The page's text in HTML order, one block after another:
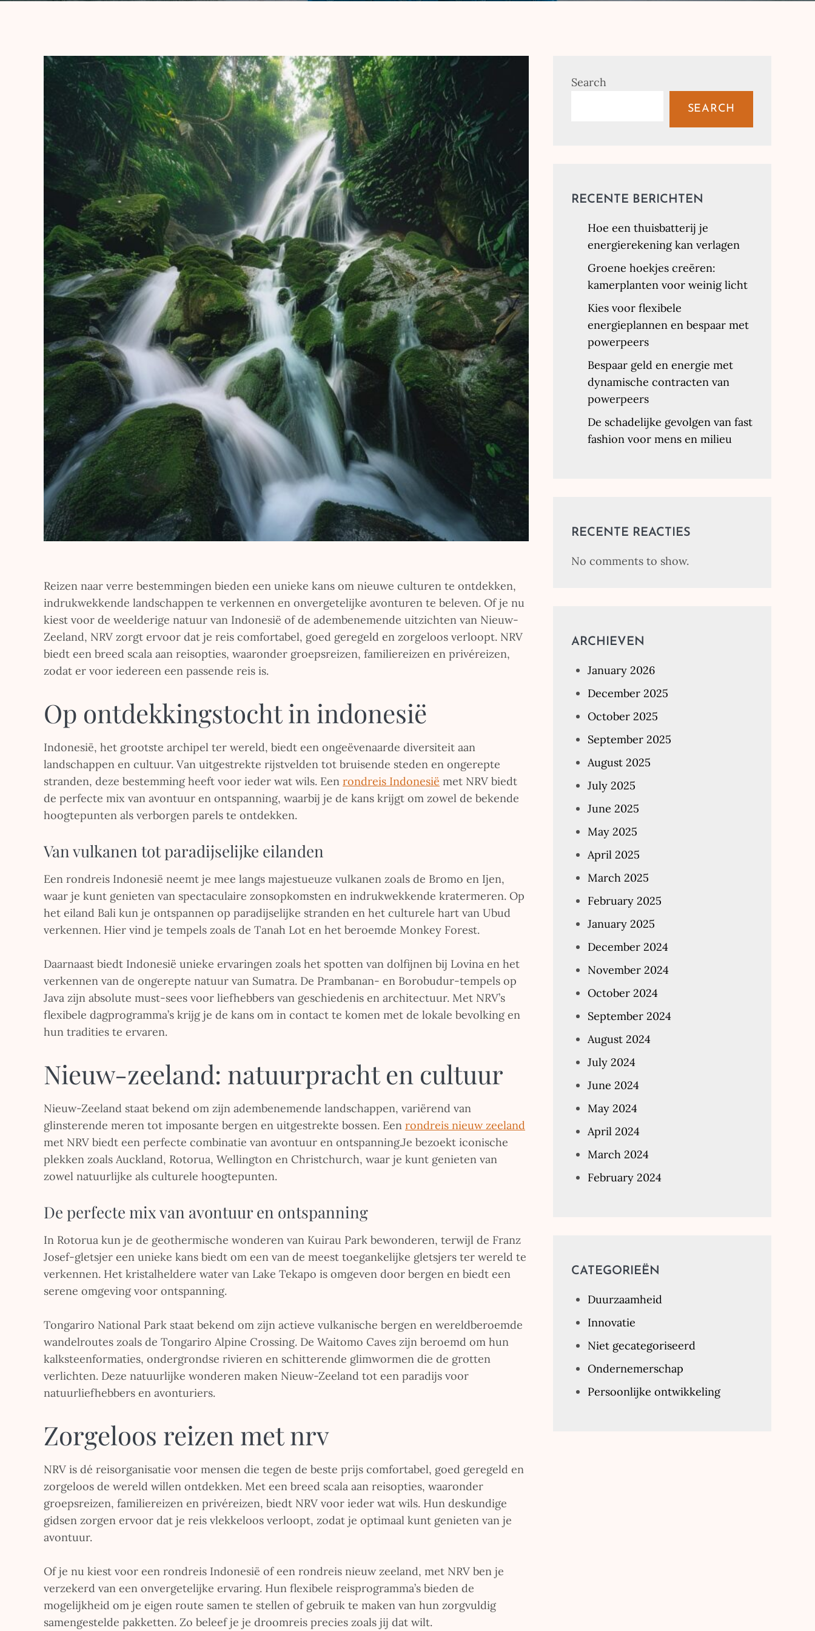
Reizen naar verre bestemmingen bieden een unieke kans om nieuwe culturen te ontdekken,
indrukwekkende landschappen te verkennen en onvergetelijke avonturen te beleven. Of je nu
kiest voor de weelderige natuur van Indonesië of de adembenemende uitzichten van Nieuw-
Zeeland, NRV zorgt ervoor dat je reis comfortabel, goed geregeld en zorgeloos verloopt. NRV
biedt een breed scala aan reisopties, waaronder groepsreizen, familiereizen en privéreizen,
zodat er voor iedereen een passende reis is.
Op ontdekkingstocht in indonesië
Indonesië, het grootste archipel ter wereld, biedt een ongeëvenaarde diversiteit aan
landschappen en cultuur. Van uitgestrekte rijstvelden tot bruisende steden en ongerepte
stranden, deze bestemming heeft voor ieder wat wils. Een rondreis Indonesië met NRV biedt
de perfecte mix van avontuur en ontspanning, waarbij je de kans krijgt om zowel de bekende
hoogtepunten als verborgen parels te ontdekken.
Van vulkanen tot paradijselijke eilanden
Een rondreis Indonesië neemt je mee langs majestueuze vulkanen zoals de Bromo en Ijen,
waar je kunt genieten van spectaculaire zonsopkomsten en indrukwekkende kratermeren. Op
het eiland Bali kun je ontspannen op paradijselijke stranden en het culturele hart van Ubud
verkennen. Hier vind je tempels zoals de Tanah Lot en het beroemde Monkey Forest.
Daarnaast biedt Indonesië unieke ervaringen zoals het spotten van dolfijnen bij Lovina en het
verkennen van de ongerepte natuur van Sumatra. De Prambanan- en Borobudur-tempels op
Java zijn absolute must-sees voor liefhebbers van geschiedenis en architectuur. Met NRV’s
flexibele dagprogramma’s krijg je de kans om in contact te komen met de lokale bevolking en
hun tradities te ervaren.
Nieuw-zeeland: natuurpracht en cultuur
Nieuw-Zeeland staat bekend om zijn adembenemende landschappen, variërend van
glinsterende meren tot imposante bergen en uitgestrekte bossen. Een rondreis nieuw zeeland
met NRV biedt een perfecte combinatie van avontuur en ontspanning.Je bezoekt iconische
plekken zoals Auckland, Rotorua, Wellington en Christchurch, waar je kunt genieten van
zowel natuurlijke als culturele hoogtepunten.
De perfecte mix van avontuur en ontspanning
In Rotorua kun je de geothermische wonderen van Kuirau Park bewonderen, terwijl de Franz
Josef-gletsjer een unieke kans biedt om een van de meest toegankelijke gletsjers ter wereld te
verkennen. Het kristalheldere water van Lake Tekapo is omgeven door bergen en biedt een
serene omgeving voor ontspanning.
Tongariro National Park staat bekend om zijn actieve vulkanische bergen en wereldberoemde
wandelroutes zoals de Tongariro Alpine Crossing. De Waitomo Caves zijn beroemd om hun
kalksteenformaties, ondergrondse rivieren en schitterende glimwormen die de grotten
verlichten. Deze natuurlijke wonderen maken Nieuw-Zeeland tot een paradijs voor
natuurliefhebbers en avonturiers.
Zorgeloos reizen met nrv
NRV is dé reisorganisatie voor mensen die tegen de beste prijs comfortabel, goed geregeld en
zorgeloos de wereld willen ontdekken. Met een breed scala aan reisopties, waaronder
groepsreizen, familiereizen en privéreizen, biedt NRV voor ieder wat wils. Hun deskundige
gidsen zorgen ervoor dat je reis vlekkeloos verloopt, zodat je optimaal kunt genieten van je
avontuur.
Of je nu kiest voor een rondreis Indonesië of een rondreis nieuw zeeland, met NRV ben je
verzekerd van een onvergetelijke ervaring. Hun flexibele reisprogramma’s bieden de
mogelijkheid om je eigen route samen te stellen of gebruik te maken van hun zorgvuldig
samengestelde pakketten. Zo beleef je je droomreis precies zoals jij dat wilt.
Search
SEARCH
RECENTE BERICHTEN
Hoe een thuisbatterij je
energierekening kan verlagen
Groene hoekjes creëren:
kamerplanten voor weinig licht
Kies voor flexibele
energieplannen en bespaar met
powerpeers
Bespaar geld en energie met
dynamische contracten van
powerpeers
De schadelijke gevolgen van fast
fashion voor mens en milieu
RECENTE REACTIES
No comments to show.
ARCHIEVEN
January 2026
December 2025
October 2025
September 2025
August 2025
July 2025
June 2025
May 2025
April 2025
March 2025
February 2025
January 2025
December 2024
November 2024
October 2024
September 2024
August 2024
July 2024
June 2024
May 2024
April 2024
March 2024
February 2024
CATEGORIEËN
Duurzaamheid
Innovatie
Niet gecategoriseerd
Ondernemerschap
Persoonlijke ontwikkeling